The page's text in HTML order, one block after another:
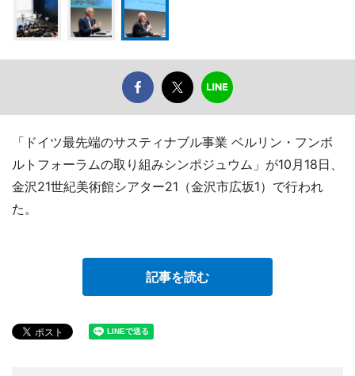
「ドイツ最先端のサスティナブル事業 ベルリン・フンボ
ルトフォーラムの取り組みシンポジュウム」が10月18日、
金沢21世紀美術館シアター21（金沢市広坂1）で行われ
た。
記事を読む